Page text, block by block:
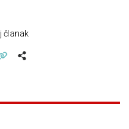
članak